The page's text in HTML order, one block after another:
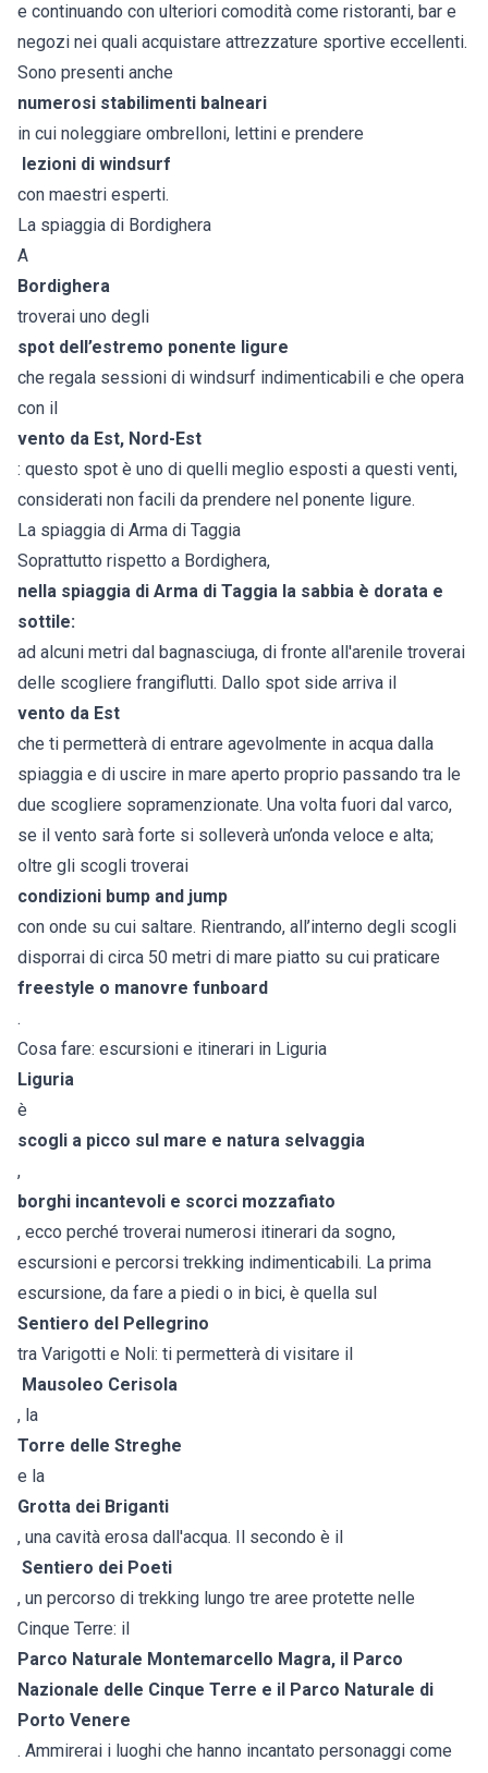
e continuando con ulteriori comodità come ristoranti, bar e
negozi nei quali acquistare attrezzature sportive eccellenti.
Sono presenti anche
numerosi stabilimenti balneari
in cui noleggiare ombrelloni, lettini e prendere
lezioni di windsurf
con maestri esperti.
La spiaggia di Bordighera
A
Bordighera
troverai uno degli
spot dell’estremo ponente ligure
che regala sessioni di windsurf indimenticabili e che opera
con il
vento da Est, Nord-Est
: questo spot è uno di quelli meglio esposti a questi venti,
considerati non facili da prendere nel ponente ligure.
La spiaggia di Arma di Taggia
Soprattutto rispetto a Bordighera,
nella spiaggia di Arma di Taggia la sabbia è dorata e
sottile:
ad alcuni metri dal bagnasciuga, di fronte all'arenile troverai
delle scogliere frangiflutti. Dallo spot side arriva il
vento da Est
che ti permetterà di entrare agevolmente in acqua dalla
spiaggia e di uscire in mare aperto proprio passando tra le
due scogliere sopramenzionate. Una volta fuori dal varco,
se il vento sarà forte si solleverà un’onda veloce e alta;
oltre gli scogli troverai
condizioni bump and jump
con onde su cui saltare. Rientrando, all’interno degli scogli
disporrai di circa 50 metri di mare piatto su cui praticare
freestyle o manovre funboard
.
Cosa fare: escursioni e itinerari in Liguria
Liguria
è
scogli a picco sul mare e natura selvaggia
,
borghi incantevoli e scorci mozzafiato
, ecco perché troverai numerosi itinerari da sogno,
escursioni e percorsi trekking indimenticabili. La prima
escursione, da fare a piedi o in bici, è quella sul
Sentiero del Pellegrino
tra Varigotti e Noli: ti permetterà di visitare il
Mausoleo Cerisola
, la
Torre delle Streghe
e la
Grotta dei Briganti
, una cavità erosa dall'acqua. Il secondo è il
Sentiero dei Poeti
, un percorso di trekking lungo tre aree protette nelle
Cinque Terre: il
Parco Naturale Montemarcello Magra, il Parco
Nazionale delle Cinque Terre e il Parco Naturale di
Porto Venere
. Ammirerai i luoghi che hanno incantato personaggi come